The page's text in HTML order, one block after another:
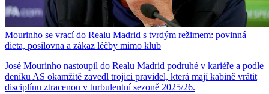
Mourinho se vrací do Realu Madrid s tvrdým režimem: povinná
dieta, posilovna a zákaz léčby mimo klub
José Mourinho nastoupil do Realu Madrid podruhé v kariéře a podle
deníku AS okamžitě zavedl trojici pravidel, která mají kabině vrátit
disciplínu ztracenou v turbulentní sezoně 2025/26.